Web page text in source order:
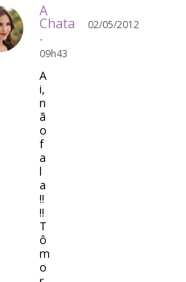
A
Chata
02/05/2012
-
09h43
A
i,
n
ã
o
f
a
l
a
!!
!!
T
ô
m
o